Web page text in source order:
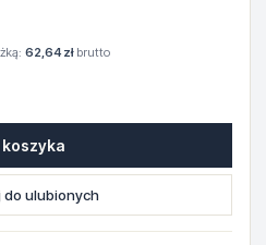
62,64 złbrutto
koszyka
ulubionych